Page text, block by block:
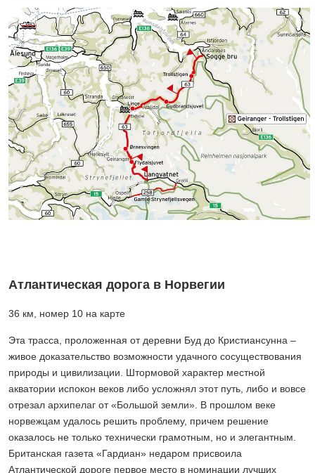
Атлантическая дорога в Норвегии
36 км, номер 10 на карте
Эта трасса, проложенная от деревни Буд до Кристиансунна –
живое доказательство возможности удачного сосуществования
природы и цивилизации. Штормовой характер местной
акватории испокон веков либо усложнял этот путь, либо и вовсе
отрезал архипелаг от «Большой земли». В прошлом веке
норвежцам удалось решить проблему, причем решение
оказалось не только технически грамотным, но и элегантным.
Британская газета «Гардиан» недаром присвоила
Атлантической дороге первое место в номинации лучших